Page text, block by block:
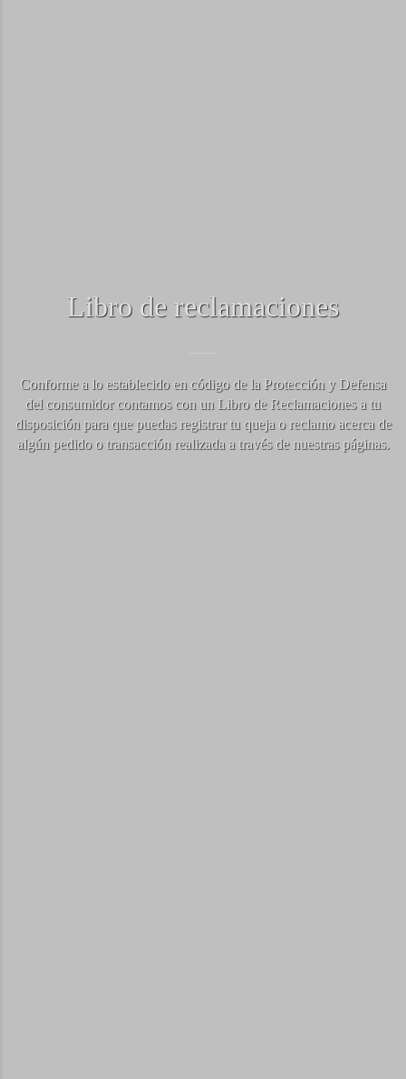
Libro de reclamaciones
Conforme a lo establecido en código de la Protección y Defensa
del consumidor contamos con un Libro de Reclamaciones a tu
disposición para que puedas registrar tu queja o reclamo acerca de
algún pedido o transacción realizada a través de nuestras páginas.